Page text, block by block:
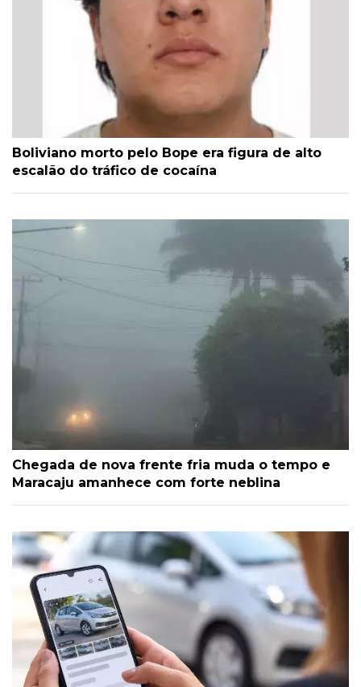
Boliviano morto pelo Bope era figura de alto
escalão do tráfico de cocaína
Chegada de nova frente fria muda o tempo e
Maracaju amanhece com forte neblina